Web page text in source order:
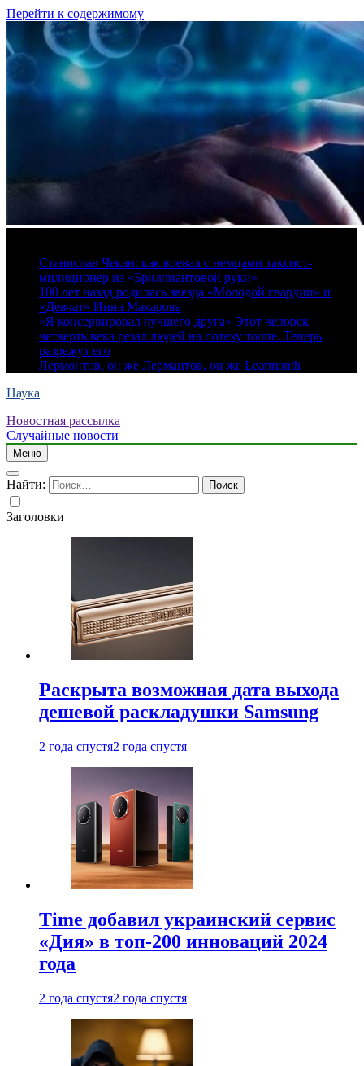
Перейти к содержимому
Станислав Чекан: как воевал с немцами таксист-
милиционер из «Бриллиантовой руки»
100 лет назад родилась звезда «Молодой гвардии» и
«Девчат» Инна Макарова
«Я консервировал лучшего друга» Этот человек
четверть века резал людей на потеху толпе. Теперь
разрежут его
Лермонтов, он же Лермантов, он же Learmonth
Наука
Новостная рассылка
Случайные новости
Меню
Найти:
Заголовки
Раскрыта возможная дата выхода
дешевой раскладушки Samsung
2 года спустя2 года спустя
Time добавил украинский сервис
«Дия» в топ-200 инноваций 2024
года
2 года спустя2 года спустя